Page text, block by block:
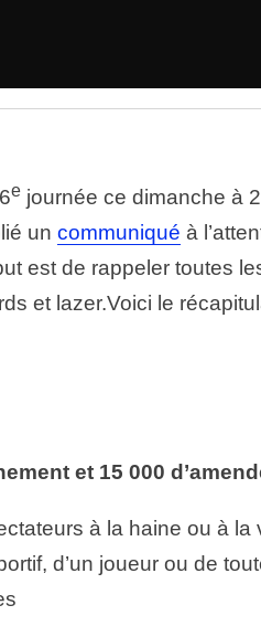
e journée ce dimanche à
un communiqué à
est de rappeler toutes
et lazer.Voici le
et 15 000
à la haine ou à la
d’un joueur ou de